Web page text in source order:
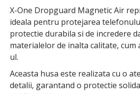
X-One Dropguard Magnetic Air
ideala pentru protejarea
protectie durabila si de incredere
materialelor de inalta calitate, cum
ul.
Aceasta husa este realizata cu o
detalii, garantand o protectie